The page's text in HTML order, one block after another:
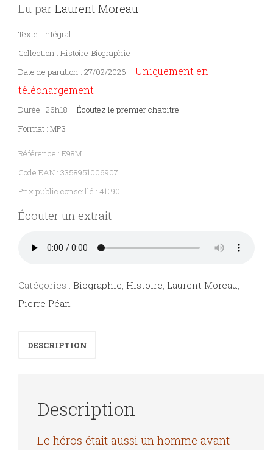
PARAÎTRE
Lu par Laurent Moreau
Texte : Intégral
Collection : Histoire-Biographie
Date de parution : 27/02/2026 – Uniquement en
téléchargement
Durée : 26h18 – Écoutez le premier chapitre
Format : MP3
Référence : E98M
Code EAN : 3358951006907
Prix public conseillé : 41€90
Écouter un extrait
Catégories : Biographie, Histoire, Laurent Moreau,
Pierre Péan
DESCRIPTION
Description
Le héros était aussi un homme avant